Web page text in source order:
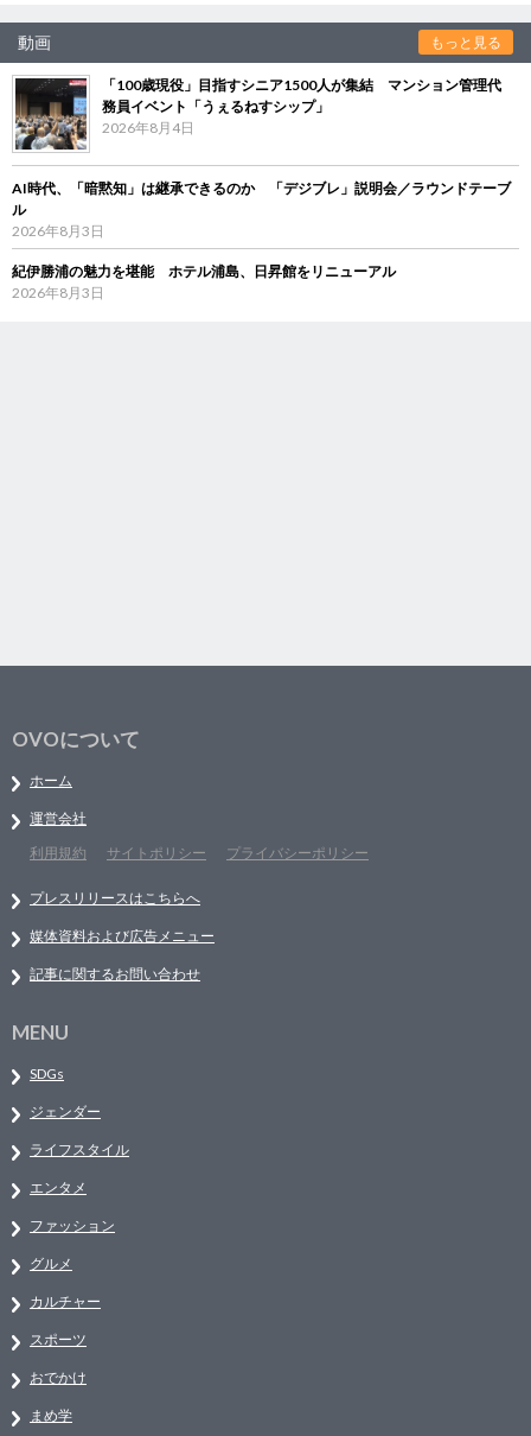
動画 もっと見る
「100歳現役」目指すシニア1500人が集結 マンション管理代
務員イベント「うぇるねすシップ」
2026年8月4日
AI時代、「暗黙知」は継承できるのか 「デジブレ」説明会／ラウンドテーブ
ル
2026年8月3日
紀伊勝浦の魅力を堪能 ホテル浦島、日昇館をリニューアル
2026年8月3日
OVOについて
ホーム
運営会社
利用規約
サイトポリシー プライバシーポリシー
プレスリリースはこちらへ
媒体資料および広告メニュー
記事に関するお問い合わせ
MENU
SDGs
ジェンダー
ライフスタイル
エンタメ
ファッション
グルメ
カルチャー
スポーツ
おでかけ
まめ学